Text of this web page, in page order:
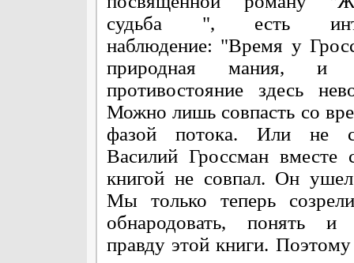
судьба ", есть
наблюдение: "Время у
природная мания, и
противостояние здесь
Можно лишь совпасть со
фазой потока. Или не
Василий Гроссман вместе
книгой не совпал. Он
Мы только теперь
обнародовать, понять и
правду этой книги.